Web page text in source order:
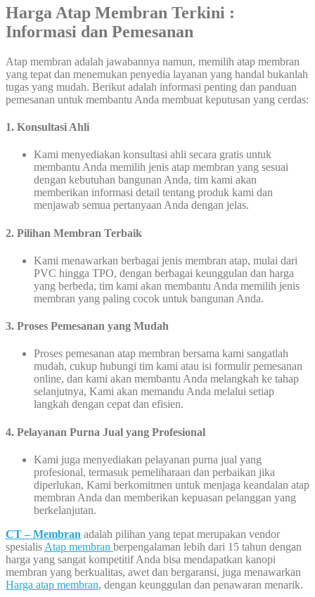
Harga Atap Membran Terkini :
Informasi dan Pemesanan
Atap membran adalah jawabannya namun, memilih atap membran
yang tepat dan menemukan penyedia layanan yang handal bukanlah
tugas yang mudah. Berikut adalah informasi penting dan panduan
pemesanan untuk membantu Anda membuat keputusan yang cerdas:
1. Konsultasi Ahli
Kami menyediakan konsultasi ahli secara gratis untuk
membantu Anda memilih jenis atap membran yang sesuai
dengan kebutuhan bangunan Anda, tim kami akan
memberikan informasi detail tentang produk kami dan
menjawab semua pertanyaan Anda dengan jelas.
2. Pilihan Membran Terbaik
Kami menawarkan berbagai jenis membran atap, mulai dari
PVC hingga TPO, dengan berbagai keunggulan dan harga
yang berbeda, tim kami akan membantu Anda memilih jenis
membran yang paling cocok untuk bangunan Anda.
3. Proses Pemesanan yang Mudah
Proses pemesanan atap membran bersama kami sangatlah
mudah, cukup hubungi tim kami atau isi formulir pemesanan
online, dan kami akan membantu Anda melangkah ke tahap
selanjutnya, Kami akan memandu Anda melalui setiap
langkah dengan cepat dan efisien.
4. Pelayanan Purna Jual yang Profesional
Kami juga menyediakan pelayanan purna jual yang
profesional, termasuk pemeliharaan dan perbaikan jika
diperlukan, Kami berkomitmen untuk menjaga keandalan atap
membran Anda dan memberikan kepuasan pelanggan yang
berkelanjutan.
CT – Membran adalah pilihan yang tepat merupakan vendor
spesialis Atap membran berpengalaman lebih dari 15 tahun dengan
harga yang sangat kompetitif Anda bisa mendapatkan kanopi
membran yang berkualitas, awet dan bergaransi, juga menawarkan
Harga atap membran, dengan keunggulan dan penawaran menarik.